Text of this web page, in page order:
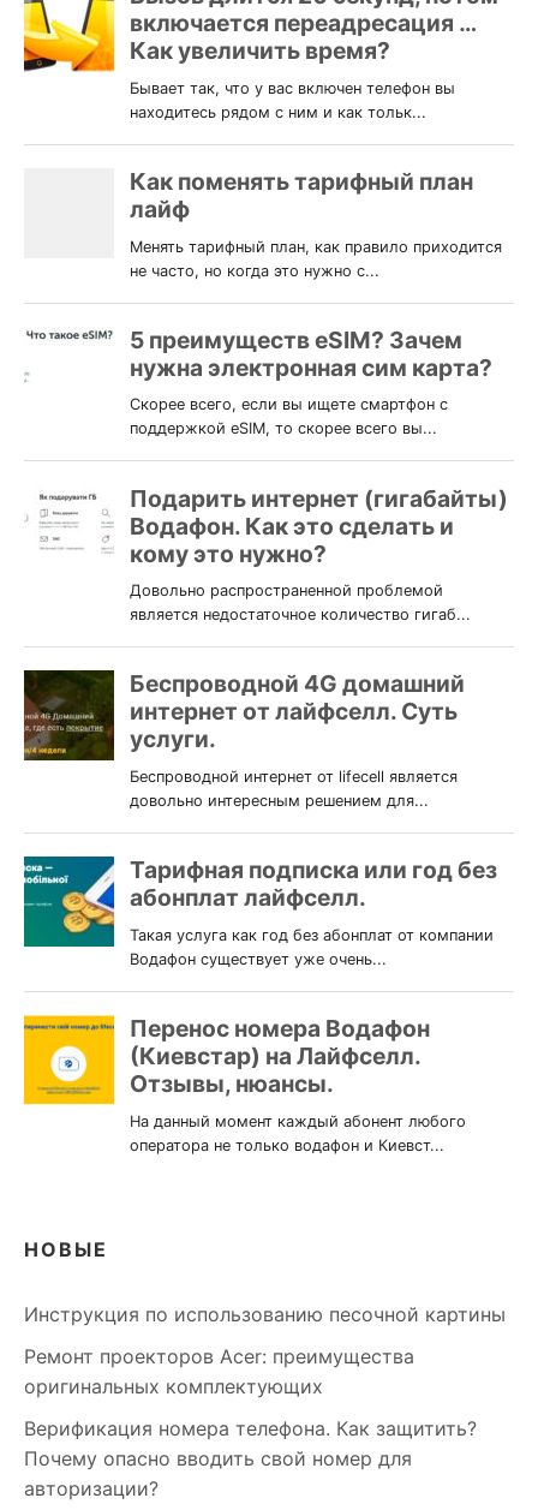
НОВЫЕ
Инструкция по использованию песочной картины
Ремонт проекторов Acer: преимущества
оригинальных комплектующих
Верификация номера телефона. Как защитить?
Почему опасно вводить свой номер для
авторизации?